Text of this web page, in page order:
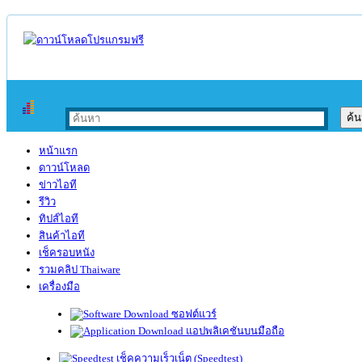
หน้าแรก
ดาวน์โหลด
ข่าวไอที
รีวิว
ทิปส์ไอที
สินค้าไอที
เช็ครอบหนัง
รวมคลิป Thaiware
เครื่องมือ
ซอฟต์แวร์
แอปพลิเคชันบนมือถือ
เช็คความเร็วเน็ต (Speedtest)